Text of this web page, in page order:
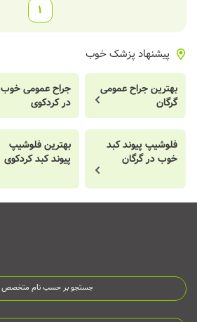
1
پیشنهاد پزشک خوب
بهترین جراح عمومی
گرگان
جراح عمومی خوب
در کردکوی
فلوشیپ پیوند کبد
خوب در گرگان
بهترین فلوشیپ
پیوند کبد کردکوی
جستجو بر حسب نام متخصص